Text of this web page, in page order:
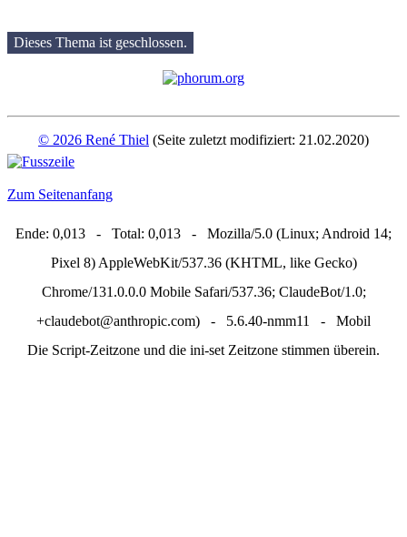
Dieses Thema ist geschlossen.
© 2026 René Thiel (Seite zuletzt modifiziert: 21.02.2020)
Zum Seitenanfang
Ende: 0,013 - Total: 0,013 - Mozilla/5.0 (Linux; Android 14;
Pixel 8) AppleWebKit/537.36 (KHTML, like Gecko)
Chrome/131.0.0.0 Mobile Safari/537.36; ClaudeBot/1.0;
+claudebot@anthropic.com) - 5.6.40-nmm11 - Mobil
Die Script-Zeitzone und die ini-set Zeitzone stimmen überein.